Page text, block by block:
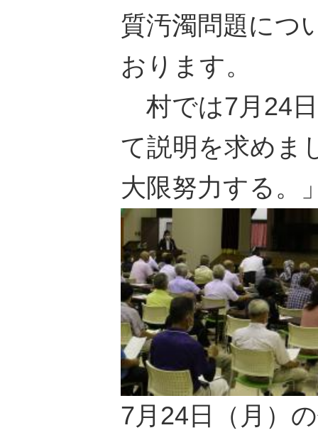
質汚濁問題につ
おります。
村では7月24
て説明を求めま
大限努力する。
7月24日（月）